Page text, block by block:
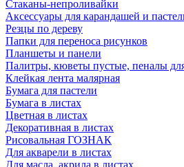
Стаканы-непроливайки
Аксессуары для карандашей и
Резцы по дереву
Папки для переноса рисунков
Планшеты и панели
Палитры, кюветы пустые, пеналы
Клейкая лента малярная
Бумага для пастели
Бумага в листах
Цветная в листах
Декоративная в листах
Рисовальная ГОЗНАК
Для акварели в листах
Для масла, акрила в листах